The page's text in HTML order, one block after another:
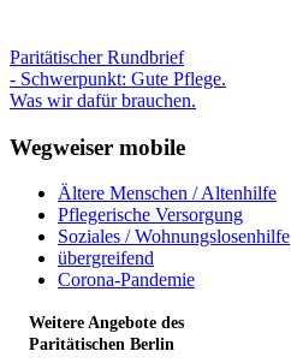
Paritätischer Rundbrief
- Schwerpunkt: Gute Pflege.
Was wir dafür brauchen.
Wegweiser mobile
Ältere Menschen / Altenhilfe
Pflegerische Versorgung
Soziales / Wohnungslosenhilfe
übergreifend
Corona-Pandemie
Weitere Angebote des
Paritätischen Berlin